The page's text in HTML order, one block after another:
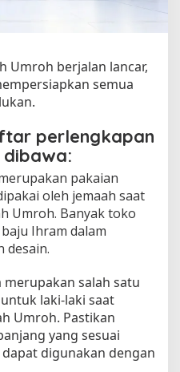
Umroh berjalan lancar,
semua
perlengkapan
dibawa:
pakaian
oleh jemaah saat
Umroh. Banyak toko
Ihram dalam
desain.
salah satu
laki-laki saat
Umroh. Pastikan
yang sesuai
digunakan dengan